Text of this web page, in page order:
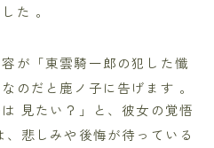
た 。
が「東雲騎一郎の犯した懺
のだと鹿ノ子に告げます 。
見たい？」と、彼女の覚悟
、悲しみや後悔が待っている